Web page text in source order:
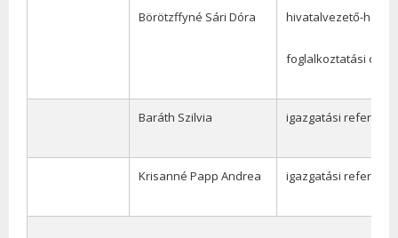
Börötzffyné Sári Dóra hivatalvezető-
foglalkoztatási
Baráth Szilvia igazgatási referens
Krisanné Papp Andrea igazgatási referens